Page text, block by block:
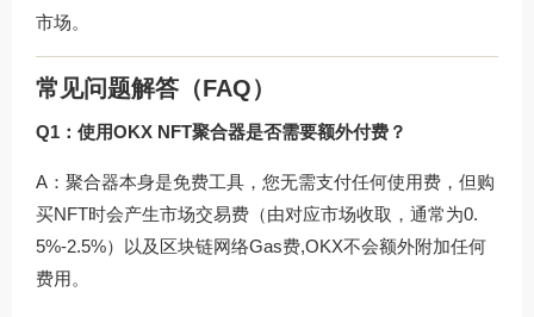
市场。
常见问题解答（FAQ）
Q1：使用OKX NFT聚合器是否需要额外付费？
A：聚合器本身是免费工具，您无需支付任何使用费，但购
买NFT时会产生市场交易费（由对应市场收取，通常为0.
5%-2.5%）以及区块链网络Gas费,OKX不会额外附加任何
费用。